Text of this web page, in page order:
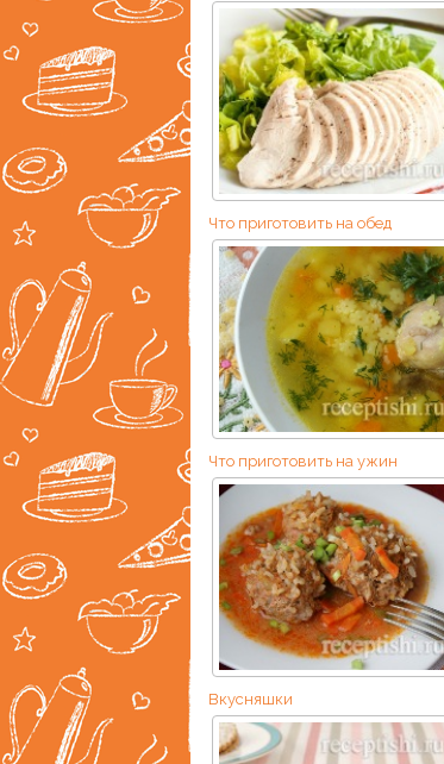
Что приготовить на обед
Что приготовить на ужин
Вкусняшки